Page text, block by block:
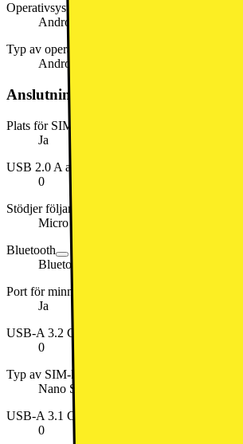
Operativsystem (version)
Android 14
Typ av operativsystem
Android
Anslutningar
Plats för SIM-kort
Ja
USB 2.0 A antal portar
0
Stödjer följande minneskort
Micro SD
Bluetooth
Bluetooth 5.3
Port för minneskort
Ja
USB-A 3.2 Gen 2 antal portar (Superspeed
0
Typ av SIM-kort
Nano SIM
USB-A 3.1 Gen 2 antal portar
0